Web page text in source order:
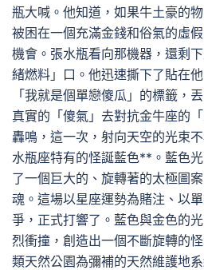
瓶大喊。他知道，如果牛土豪的
被困在一個充滿金錢和俗氣的虛
機會。張水瓶看向那機器，還剩
緒燃料」口。他迅速撕下了貼在
「我就是個單戀傻瓜」的標籤，
真實的「傻氣」去對抗金牛座的
轟鳴，這一次，射向天空的光束
水瓶座特有的怪誕藍色**。藍色
了一個巨大的、旋轉著的太極圖
魂。這場以星座運勢為賭注、以
爭，正式打響了。藍色與金色的
烈衝撞，創造出一個不斷旋轉的
類天然公園為彌補的天然維護地